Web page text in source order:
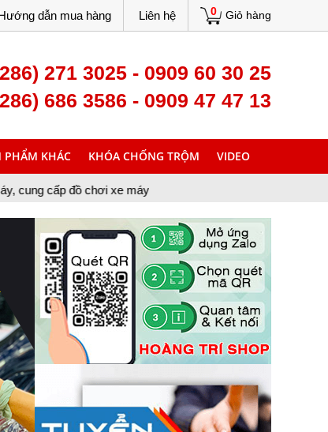
0 Giỏ hàng
dẫn mua hàng Liên hệ
271 3025 - 0909 60 30 25
686 3586 - 0909 47 47 13
PHẨM KHÁC KHÓA CHỐNG TRỘM VIDEO
xe máy